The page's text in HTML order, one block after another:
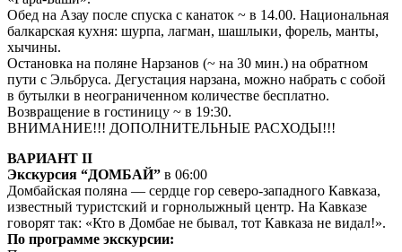
Обед на Азау после спуска с канаток ~ в 14.00. Национальная
балкарская кухня: шурпа, лагман, шашлыки, форель, манты,
хычины.
Остановка на поляне Нарзанов (~ на 30 мин.) на обратном
пути с Эльбруса. Дегустация нарзана, можно набрать с собой
в бутылки в неограниченном количестве бесплатно.
Возвращение в гостиницу ~ в 19:30.
ВНИМАНИЕ!!! ДОПОЛНИТЕЛЬНЫЕ РАСХОДЫ!!!
ВАРИАНТ II
Экскурсия “ДОМБАЙ” в 06:00
Домбайская поляна — сердце гор северо-западного Кавказа,
известный туристский и горнолыжный центр. На Кавказе
говорят так: «Кто в Домбае не бывал, тот Кавказа не видал!».
По программе экскурсии: